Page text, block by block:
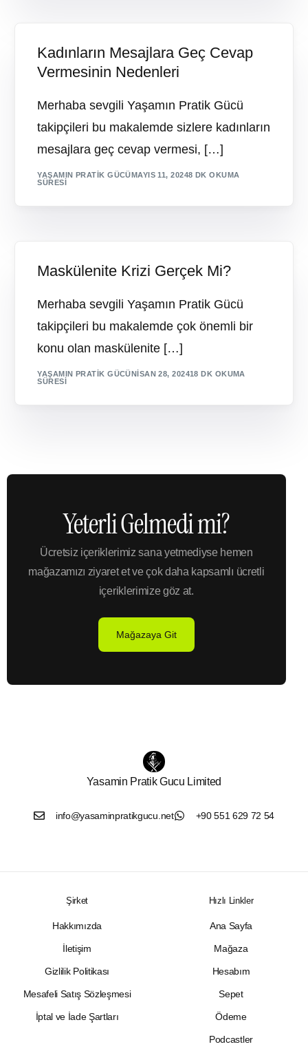
Kadınların Mesajlara Geç Cevap
Vermesinin Nedenleri
Merhaba sevgili Yaşamın Pratik Gücü
takipçileri bu makalemde sizlere kadınların
mesajlara geç cevap vermesi, […]
YAŞAMIN PRATIK GÜCÜMAYIS 11, 20248 DK OKUMA
SÜRESI
Maskülenite Krizi Gerçek Mi?
Merhaba sevgili Yaşamın Pratik Gücü
takipçileri bu makalemde çok önemli bir
konu olan maskülenite […]
YAŞAMIN PRATIK GÜCÜNISAN 28, 202418 DK OKUMA
SÜRESI
Yeterli Gelmedi mi?
Ücretsiz içeriklerimiz sana yetmediyse hemen
mağazamızı ziyaret et ve çok daha kapsamlı ücretli
içeriklerimize göz at.
Mağazaya Git
Yasamin Pratik Gucu Limited
info@yasaminpratikgucu.net +90 551 629 72 54
Şirket
Hakkımızda
İletişim
Gizlilik Politikası
Mesafeli Satış Sözleşmesi
İptal ve İade Şartları
Hızlı Linkler
Ana Sayfa
Mağaza
Hesabım
Sepet
Ödeme
Podcastler